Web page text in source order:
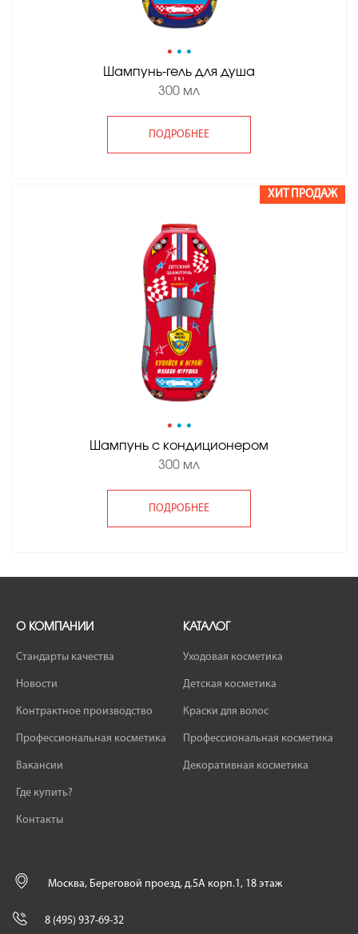
• • •
Шампунь-гель для душа
300 мл
ПОДРОБНЕЕ
• • •
Шампунь с кондиционером
300 мл
ПОДРОБНЕЕ
ХИТ ПРОДАЖ
О КОМПАНИИ
Стандарты качества
Новости
Контрактное производство
Профессиональная косметика
Вакансии
Где купить?
Контакты
КАТАЛОГ
Уходовая косметика
Детская косметика
Краски для волос
Профессиональная косметика
Декоративная косметика
Москва, Береговой проезд, д.5А корп.1, 18 этаж
8 (495) 937-69-32